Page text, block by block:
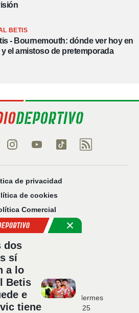
BETIS
- Bournemouth: dónde ver hoy en
y el amistoso de pretemporada
de privacidad
de cookies
Comercial
Aviso legal
Sobre nosotros
Código Ético
Javier, 22 · Edificio Hermes
Sevilla · T. 954 216 525
dos
sí
a lo
Betis
e
tiene